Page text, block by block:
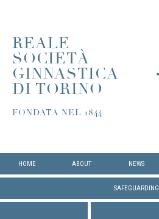
REALE
SOCIETÀ
GINNASTICA
DI TORINO
FONDATA NEL 1844
HOME ABOUT NEWS
SAFEGUARDING